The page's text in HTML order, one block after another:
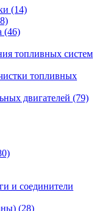
(14)
(46)
топливных систем
топливных
двигателей (79)
и соединители
(28)